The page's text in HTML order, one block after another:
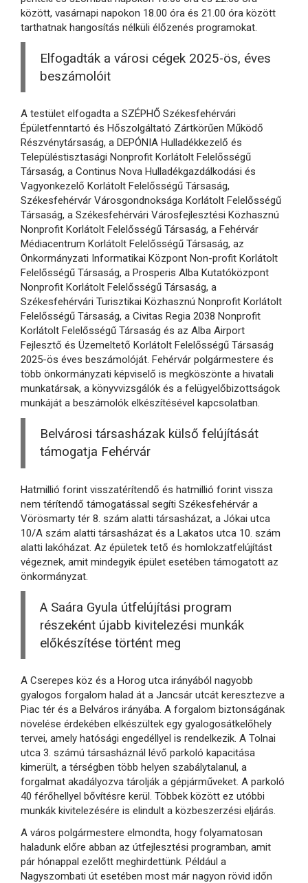
között, vasárnapi napokon 18.00 óra és 21.00 óra között
tarthatnak hangosítás nélküli élőzenés programokat.
Elfogadták a városi cégek 2025-ös, éves
beszámolóit
A testület elfogadta a SZÉPHŐ Székesfehérvári
Épületfenntartó és Hőszolgáltató Zártkörűen Működő
Részvénytársaság, a DEPÓNIA Hulladékkezelő és
Településtisztasági Nonprofit Korlátolt Felelősségű
Társaság, a Continus Nova Hulladékgazdálkodási és
Vagyonkezelő Korlátolt Felelősségű Társaság,
Székesfehérvár Városgondnoksága Korlátolt Felelősségű
Társaság, a Székesfehérvári Városfejlesztési Közhasznú
Nonprofit Korlátolt Felelősségű Társaság, a Fehérvár
Médiacentrum Korlátolt Felelősségű Társaság, az
Önkormányzati Informatikai Központ Non-profit Korlátolt
Felelősségű Társaság, a Prosperis Alba Kutatóközpont
Nonprofit Korlátolt Felelősségű Társaság, a
Székesfehérvári Turisztikai Közhasznú Nonprofit Korlátolt
Felelősségű Társaság, a Civitas Regia 2038 Nonprofit
Korlátolt Felelősségű Társaság és az Alba Airport
Fejlesztő és Üzemeltető Korlátolt Felelősségű Társaság
2025-ös éves beszámolóját. Fehérvár polgármestere és
több önkormányzati képviselő is megköszönte a hivatali
munkatársak, a könyvvizsgálók és a felügyelőbizottságok
munkáját a beszámolók elkészítésével kapcsolatban.
Belvárosi társasházak külső felújítását
támogatja Fehérvár
Hatmillió forint visszatérítendő és hatmillió forint vissza
nem térítendő támogatással segíti Székesfehérvár a
Vörösmarty tér 8. szám alatti társasházat, a Jókai utca
10/A szám alatti társasházat és a Lakatos utca 10. szám
alatti lakóházat. Az épületek tető és homlokzatfelújítást
végeznek, amit mindegyik épület esetében támogatott az
önkormányzat.
A Saára Gyula útfelújítási program
részeként újabb kivitelezési munkák
előkészítése történt meg
A Cserepes köz és a Horog utca irányából nagyobb
gyalogos forgalom halad át a Jancsár utcát keresztezve a
Piac tér és a Belváros irányába. A forgalom biztonságának
növelése érdekében elkészültek egy gyalogosátkelőhely
tervei, amely hatósági engedéllyel is rendelkezik. A Tolnai
utca 3. számú társasháznál lévő parkoló kapacitása
kimerült, a térségben több helyen szabálytalanul, a
forgalmat akadályozva tárolják a gépjárműveket. A parkoló
40 férőhellyel bővítésre kerül. Többek között ez utóbbi
munkák kivitelezésére is elindult a közbeszerzési eljárás.
A város polgármestere elmondta, hogy folyamatosan
haladunk előre abban az útfejlesztési programban, amit
pár hónappal ezelőtt meghirdettünk. Például a
Nagyszombati út esetében most már nagyon rövid időn